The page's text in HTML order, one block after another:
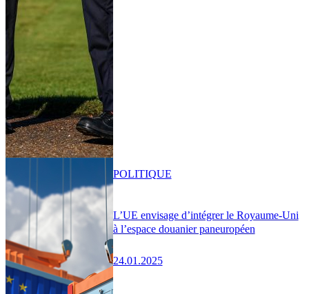
L’UE envisage d’intégrer le Royaume-Uni
à l’espace douanier paneuropéen
24.01.2025
POLITIQUE